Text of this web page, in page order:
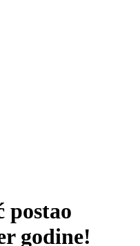
postao
godine!